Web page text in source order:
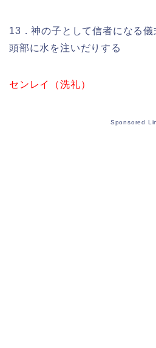
13．神の子として信者になる儀
頭部に水を注いだりする
センレイ（洗礼）
Sponsored